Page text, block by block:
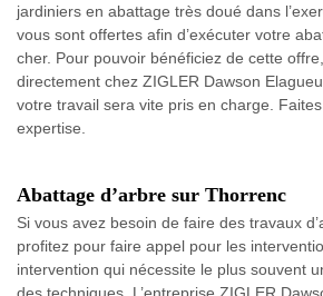
jardiniers en abattage très doué dans
vous sont offertes afin d’exécuter votre
cher. Pour pouvoir bénéficiez de cette
directement chez ZIGLER Dawson
votre travail sera vite pris en charge.
expertise.
Abattage d’arbre sur Thorrenc
Si vous avez besoin de faire des travaux
profitez pour faire appel pour les
intervention qui nécessite le plus souvent